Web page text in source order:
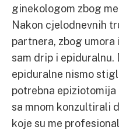
ginekologom zbog
Nakon cjelodnevnih
partnera, zbog
sam drip i epiduralnu.
epiduralne nismo
potrebna epiziotomija
sa mnom konzultirali
koje su me